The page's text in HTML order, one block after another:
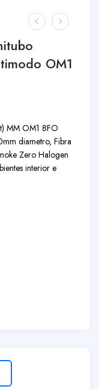
OM1
MM OM1 8FO
diametro, Fibra
Zero Halogen
interior e